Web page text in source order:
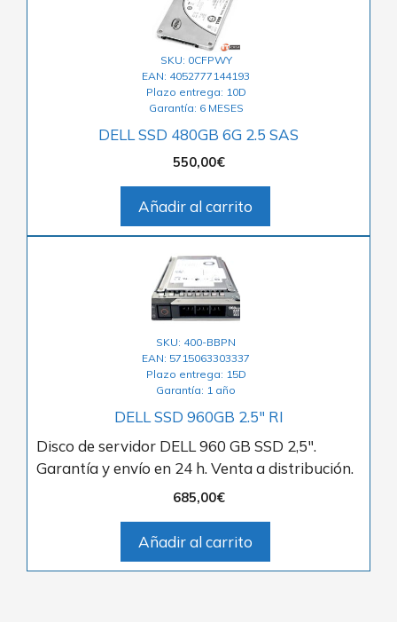
SKU: 0CFPWY
EAN: 4052777144193
Plazo entrega: 10D
Garantía: 6 MESES
DELL SSD 480GB 6G 2.5 SAS
550,00€
Añadir al carrito
SKU: 400-BBPN
EAN: 5715063303337
Plazo entrega: 15D
Garantía: 1 año
DELL SSD 960GB 2.5″ RI
Disco de servidor DELL 960 GB SSD 2,5″.
Garantía y envío en 24 h. Venta a distribución.
685,00€
Añadir al carrito